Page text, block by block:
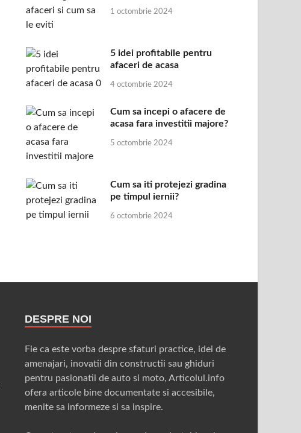
1 octombrie 2024
5 idei profitabile pentru
afaceri de acasa
4 octombrie 2024
Cum sa incepi o afacere de
acasa fara investitii majore?
5 octombrie 2024
Cum sa iti protejezi gradina
pe timpul iernii?
6 octombrie 2024
DESPRE NOI
Fie ca este vorba despre sfaturi practice, idei de
amenajari, inovatii din constructii sau ghiduri
pentru pasionatii de auto si moto, Articolul.info
ofera articole bine documentate si accesibile,
menite sa informeze si sa inspire.